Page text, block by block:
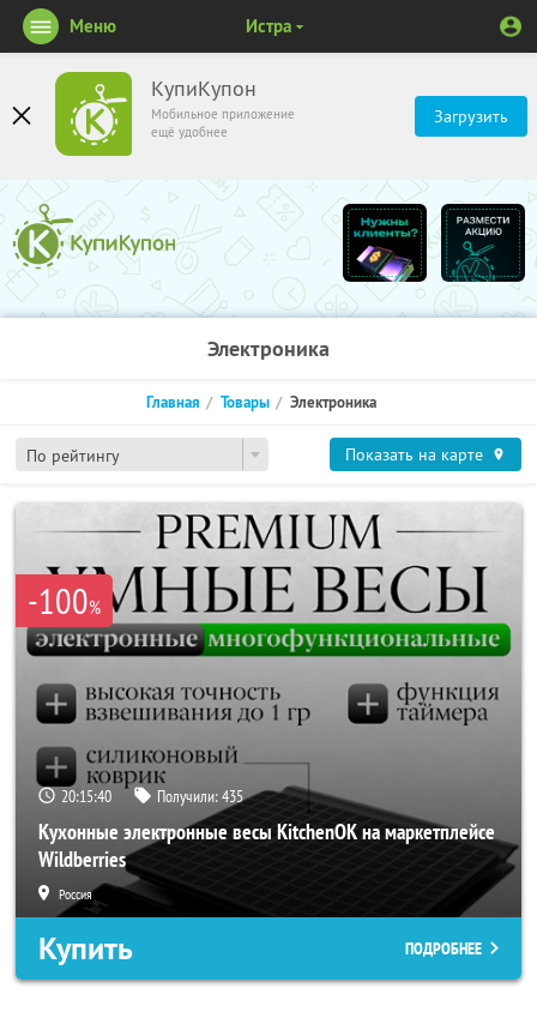
КупиКупон
Мобильное приложение
ещё удобнее
Загрузить
Меню Истра
Электроника
По рейтингу
Главная Товары Электроника
Показать на карте
-100%
20:15:39 Получили:435
Кухонные электронные весы KitchenOK на маркетплейсе
Wildberries
Россия
Купить ПОДРОБНЕЕ